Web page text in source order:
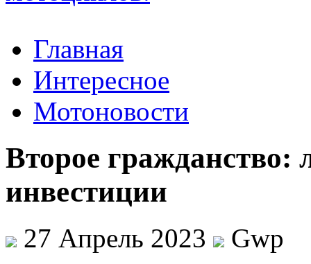
Главная
Интересное
Мотоновости
Второе гражданство:
инвестиции
27 Апрель 2023
Gwp